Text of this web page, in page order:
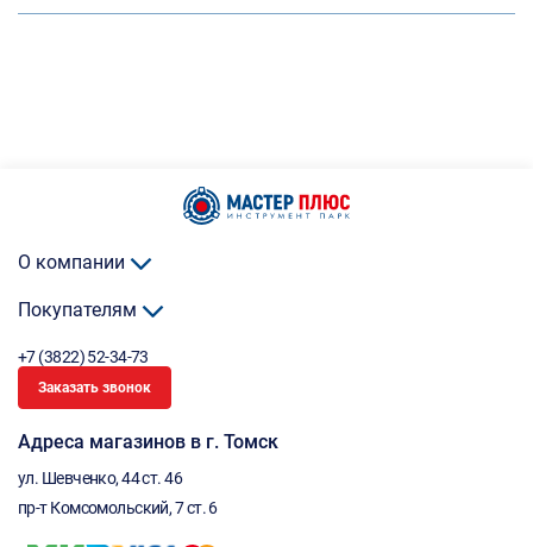
О компании
Покупателям
+7 (3822) 52-34-73
Заказать звонок
Адреса магазинов в г. Томск
ул. Шевченко, 44 ст. 46
пр-т Комсомольский, 7 ст. 6